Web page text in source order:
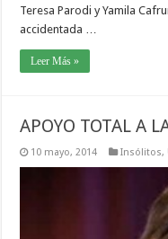
Teresa Parodi y Yamila
accidentada …
Leer Más »
APOYO TOTAL A
10 mayo, 2014 Insólitos,